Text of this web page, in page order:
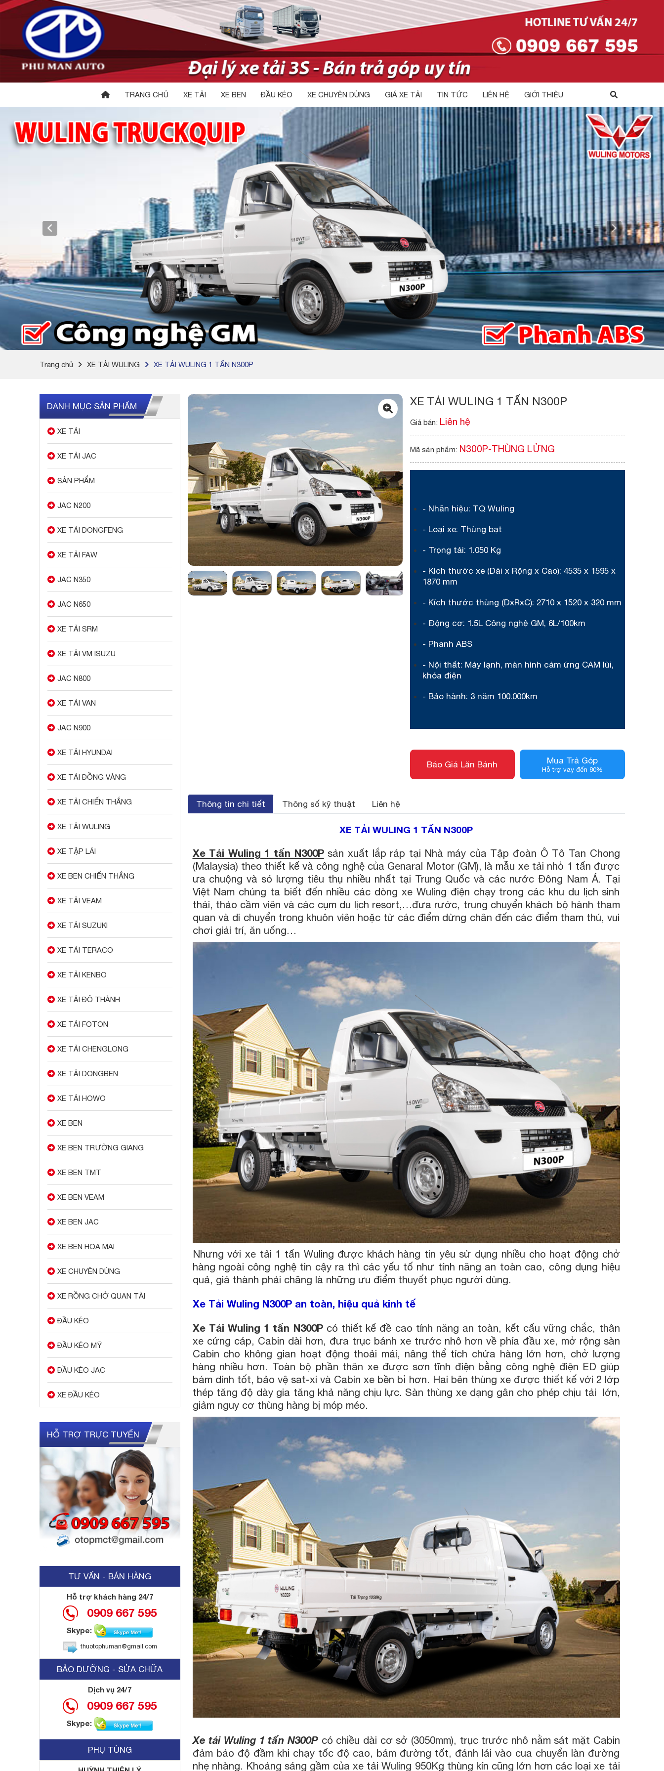
TRANG CHỦ XE TẢI XE BEN ĐẦU KÉO XE CHUYÊN DÙNG GIÁ XE TẢI TIN TỨC LIÊN HỆ GIỚI THIỆU
Trang chủ XE TẢI WULING XE TẢI WULING 1 TẤN N300P
DANH MỤC SẢN PHẨM
XE TẢI
XE TẢI JAC
SẢN PHẨM
JAC N200
XE TẢI DONGFENG
XE TẢI FAW
JAC N350
JAC N650
XE TẢI SRM
XE TẢI VM ISUZU
JAC N800
XE TẢI VAN
JAC N900
XE TẢI HYUNDAI
XE TẢI ĐỒNG VÀNG
XE TẢI CHIẾN THẮNG
XE TẢI WULING
XE TẬP LÁI
XE BEN CHIẾN THẮNG
XE TẢI VEAM
XE TẢI SUZUKI
XE TẢI TERACO
XE TẢI KENBO
XE TẢI ĐÔ THÀNH
XE TẢI FOTON
XE TẢI CHENGLONG
XE TẢI DONGBEN
XE TẢI HOWO
XE BEN
XE BEN TRƯỜNG GIANG
XE BEN TMT
XE BEN VEAM
XE BEN JAC
XE BEN HOA MAI
XE CHUYÊN DÙNG
XE RỒNG CHỞ QUAN TÀI
ĐẦU KÉO
ĐẦU KÉO MỸ
ĐẦU KÉO JAC
XE ĐẦU KÉO
HỖ TRỢ TRỰC TUYẾN
TƯ VẤN - BÁN HÀNG
Hỗ trợ khách hàng 24/7
0909 667 595
Skype:
thuotophuman@gmail.com
BẢO DƯỠNG - SỬA CHỮA
Dịch vụ 24/7
0909 667 595
Skype:
PHỤ TÙNG
XE TẢI WULING 1 TẤN N300P
Giá bán: Liên hệ
Mã sản phẩm: N300P-THÙNG LỬNG
- Nhãn hiệu: TQ Wuling
- Loại xe: Thùng bạt
- Trọng tải: 1.050 Kg
- Kích thước xe (Dài x Rộng x Cao): 4535 x 1595 x
1870 mm
- Kích thước thùng (DxRxC): 2710 x 1520 x 320 mm
- Động cơ: 1.5L Công nghệ GM, 6L/100km
- Phanh ABS
- Nội thất: Máy lạnh, màn hình cảm ứng CAM lùi,
khóa điện
- Bảo hành: 3 năm 100.000km
Báo Giá Lăn Bánh Mua Trả Góp
Hỗ trợ vay đến 80%
Thông tin chi tiết Thông số kỹ thuật Liên hệ
XE TẢI WULING 1 TẤN N300P
Xe Tải Wuling 1 tấn N300Psản xuất lắp ráp tại Nhà máy của Tập đoàn Ô Tô Tan Chong
(Malaysia) theo thiết kế và công nghệ của Genaral Motor (GM), là mẫu xe tải nhỏ 1 tấn được
ưa chuộng và só lượng tiêu thụ nhiều nhất tại Trung Quốc và các nước Đông Nam Á. Tại
Việt Nam chúng ta biết đến nhiều các dòng xe Wuling điện chạy trong các khu du lịch sinh
thái, thảo cầm viên và các cụm du lịch resort,…đưa rước, trung chuyển khách bộ hành tham
quan và di chuyển trong khuôn viên hoặc từ các điểm dừng chân đến các điểm tham thú, vui
chơi giải trí, ăn uống…
Nhưng với xe tải 1 tấn Wuling được khách hàng tin yêu sử dụng nhiều cho hoạt động chở
hàng ngoài công nghệ tin cậy ra thì các yếu tố như tính năng an toàn cao, công dụng hiệu
quả, giá thành phải chăng là những ưu điểm thuyết phục người dùng.
Xe Tải Wuling N300P an toàn, hiệu quả kinh tế
Xe Tải Wuling 1 tấn N300Pcó thiết kế đề cao tính năng an toàn, kết cấu vững chắc, thân
xe cứng cáp, Cabin dài hơn, đưa trục bánh xe trước nhô hơn về phía đầu xe, mở rộng sàn
Cabin cho không gian hoạt động thoải mái, nâng thể tích chứa hàng lớn hơn, chở lượng
hàng nhiều hơn. Toàn bộ phần thân xe được sơn tĩnh điện bằng công nghệ điện ED giúp
bám dính tốt, bảo vệ sat-xi và Cabin xe bền bỉ hơn. Hai bên thùng xe được thiết kế với 2 lớp
thép tăng độ dày gia tăng khả năng chịu lực. Sàn thùng xe dạng gân cho phép chịu tải lớn,
giảm nguy cơ thùng hàng bị móp méo.
Xe tải Wuling 1 tấn N300Pcó chiều dài cơ sở (3050mm), trục trước nhô nằm sát mặt Cabin
đảm bảo độ đầm khi chạy tốc độ cao, bám đường tốt, đánh lái vào cua chuyển làn đường
nhẹ nhàng. Khoảng sáng gầm của xe tải Wuling 950Kg thùng kín cũng lớn hơn các loại xe tải